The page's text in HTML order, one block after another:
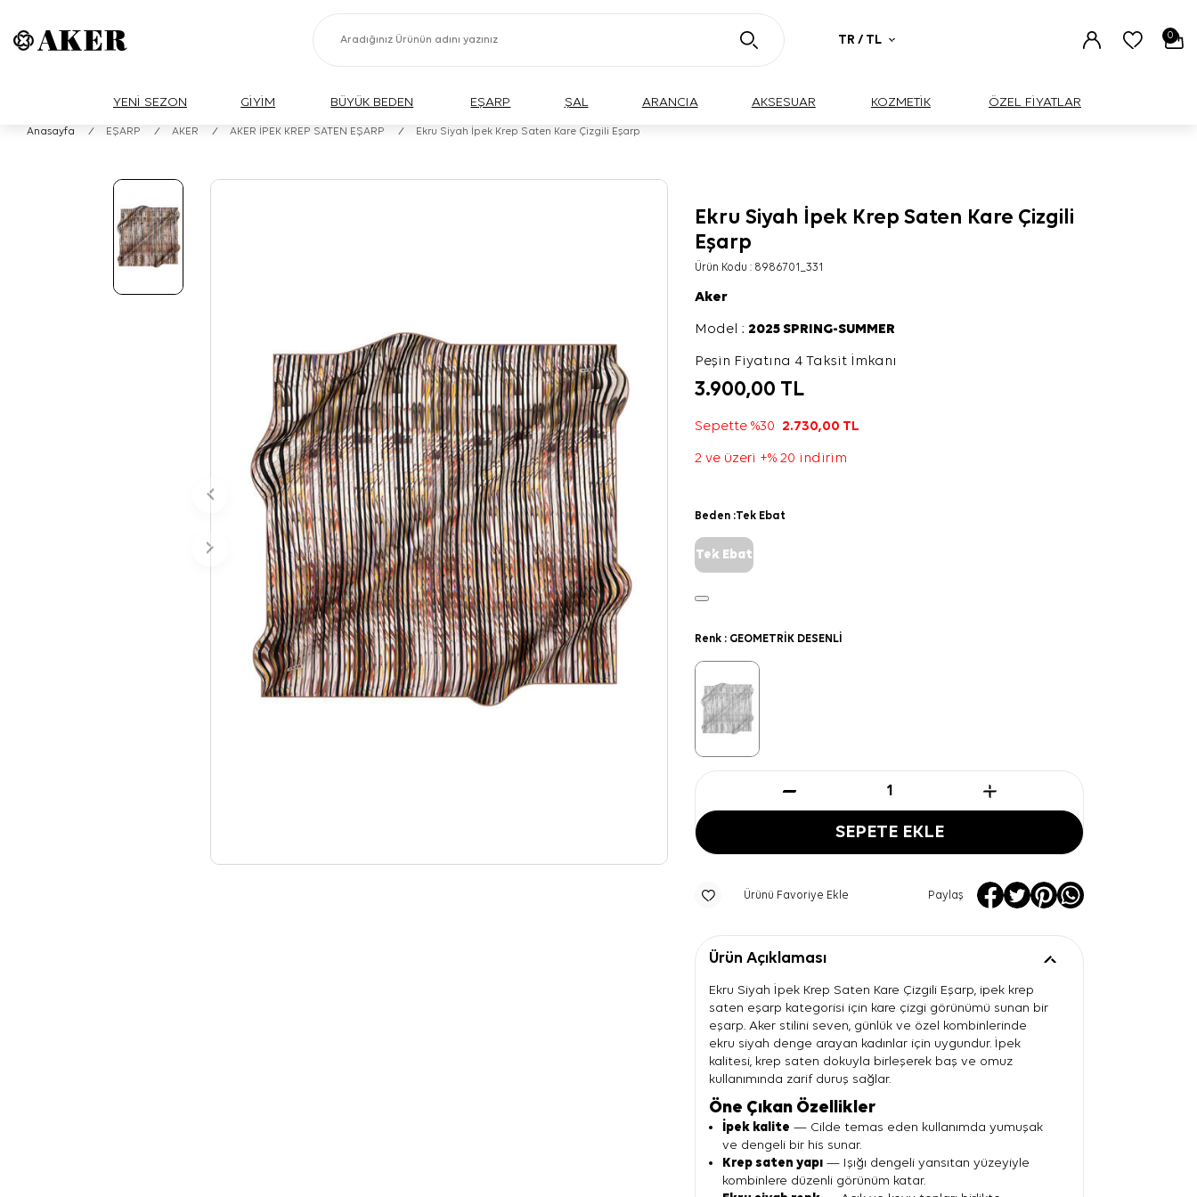
TR / TL 0
YENİ SEZON GİYİM BÜYÜK BEDEN EŞARP ŞAL ARANCIA AKSESUAR KOZMETİK ÖZEL FİYATLAR
Anasayfa / EŞARP / AKER / AKER İPEK KREP SATEN EŞARP / Ekru Siyah İpek Krep Saten Kare Çizgili Eşarp
Ekru Siyah İpek Krep Saten Kare Çizgili
Eşarp
Ürün Kodu : 8986701_331
Aker
Model :2025 SPRING-SUMMER
Peşin Fiyatına 4 Taksit İmkanı
3.900,00 TL
Sepette %30 2.730,00 TL
2 ve üzeri +% 20 indirim
Beden :Tek Ebat
Tek Ebat
Renk : GEOMETRİK DESENLİ
SEPETE EKLE
Ürünü Favoriye Ekle Paylaş
Ürün Açıklaması
Ekru Siyah İpek Krep Saten Kare Çizgili Eşarp, ipek krep
saten eşarp kategorisi için kare çizgi görünümü sunan bir
eşarp. Aker stilini seven, günlük ve özel kombinlerinde
ekru siyah denge arayan kadınlar için uygundur. İpek
kalitesi, krep saten dokuyla birleşerek baş ve omuz
kullanımında zarif duruş sağlar.
Öne Çıkan Özellikler
İpek kalite — Cilde temas eden kullanımda yumuşak
ve dengeli bir his sunar.
Krep saten yapı — Işığı dengeli yansıtan yüzeyiyle
kombinlere düzenli görünüm katar.